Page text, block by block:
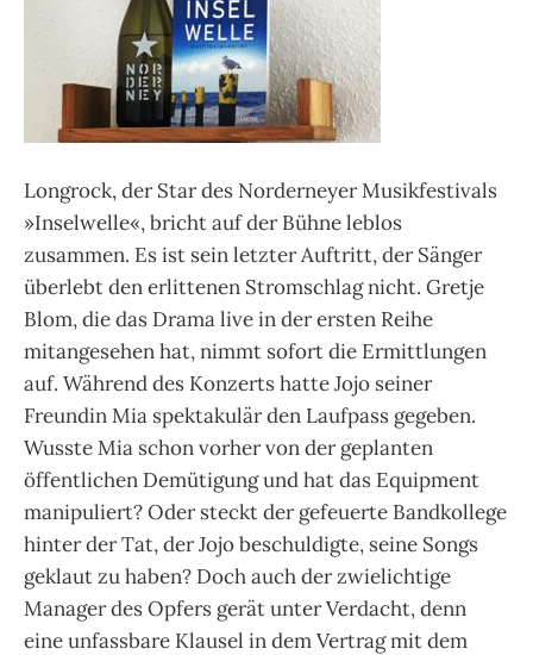
Longrock, der Star des Norderneyer Musikfestivals
»Inselwelle«, bricht auf der Bühne leblos
zusammen. Es ist sein letzter Auftritt, der Sänger
überlebt den erlittenen Stromschlag nicht. Gretje
Blom, die das Drama live in der ersten Reihe
mitangesehen hat, nimmt sofort die Ermittlungen
auf. Während des Konzerts hatte Jojo seiner
Freundin Mia spektakulär den Laufpass gegeben.
Wusste Mia schon vorher von der geplanten
öffentlichen Demütigung und hat das Equipment
manipuliert? Oder steckt der gefeuerte Bandkollege
hinter der Tat, der Jojo beschuldigte, seine Songs
geklaut zu haben? Doch auch der zwielichtige
Manager des Opfers gerät unter Verdacht, denn
eine unfassbare Klausel in dem Vertrag mit dem